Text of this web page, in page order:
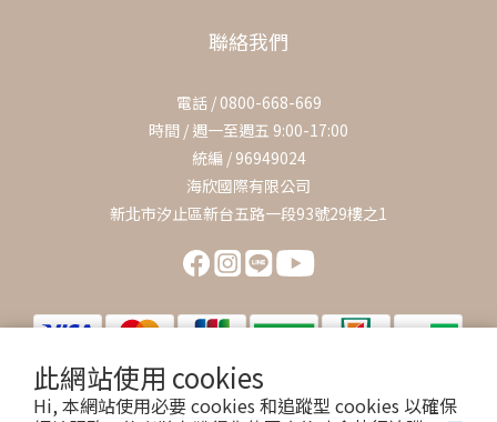
此網站使用 cookies
Hi, 本網站使用必要 cookies 和追蹤型 cookies 以確保
聯絡我們
電話 / 0800-668-669
時間 / 週一至週五 9:00-17:00
統編 / 96949024
海欣國際有限公司
新北市汐止區新台五路一段93號29樓之1